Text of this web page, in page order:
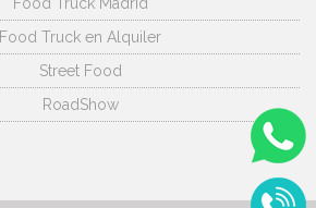
Food Truck en Alquiler
Street Food
RoadShow